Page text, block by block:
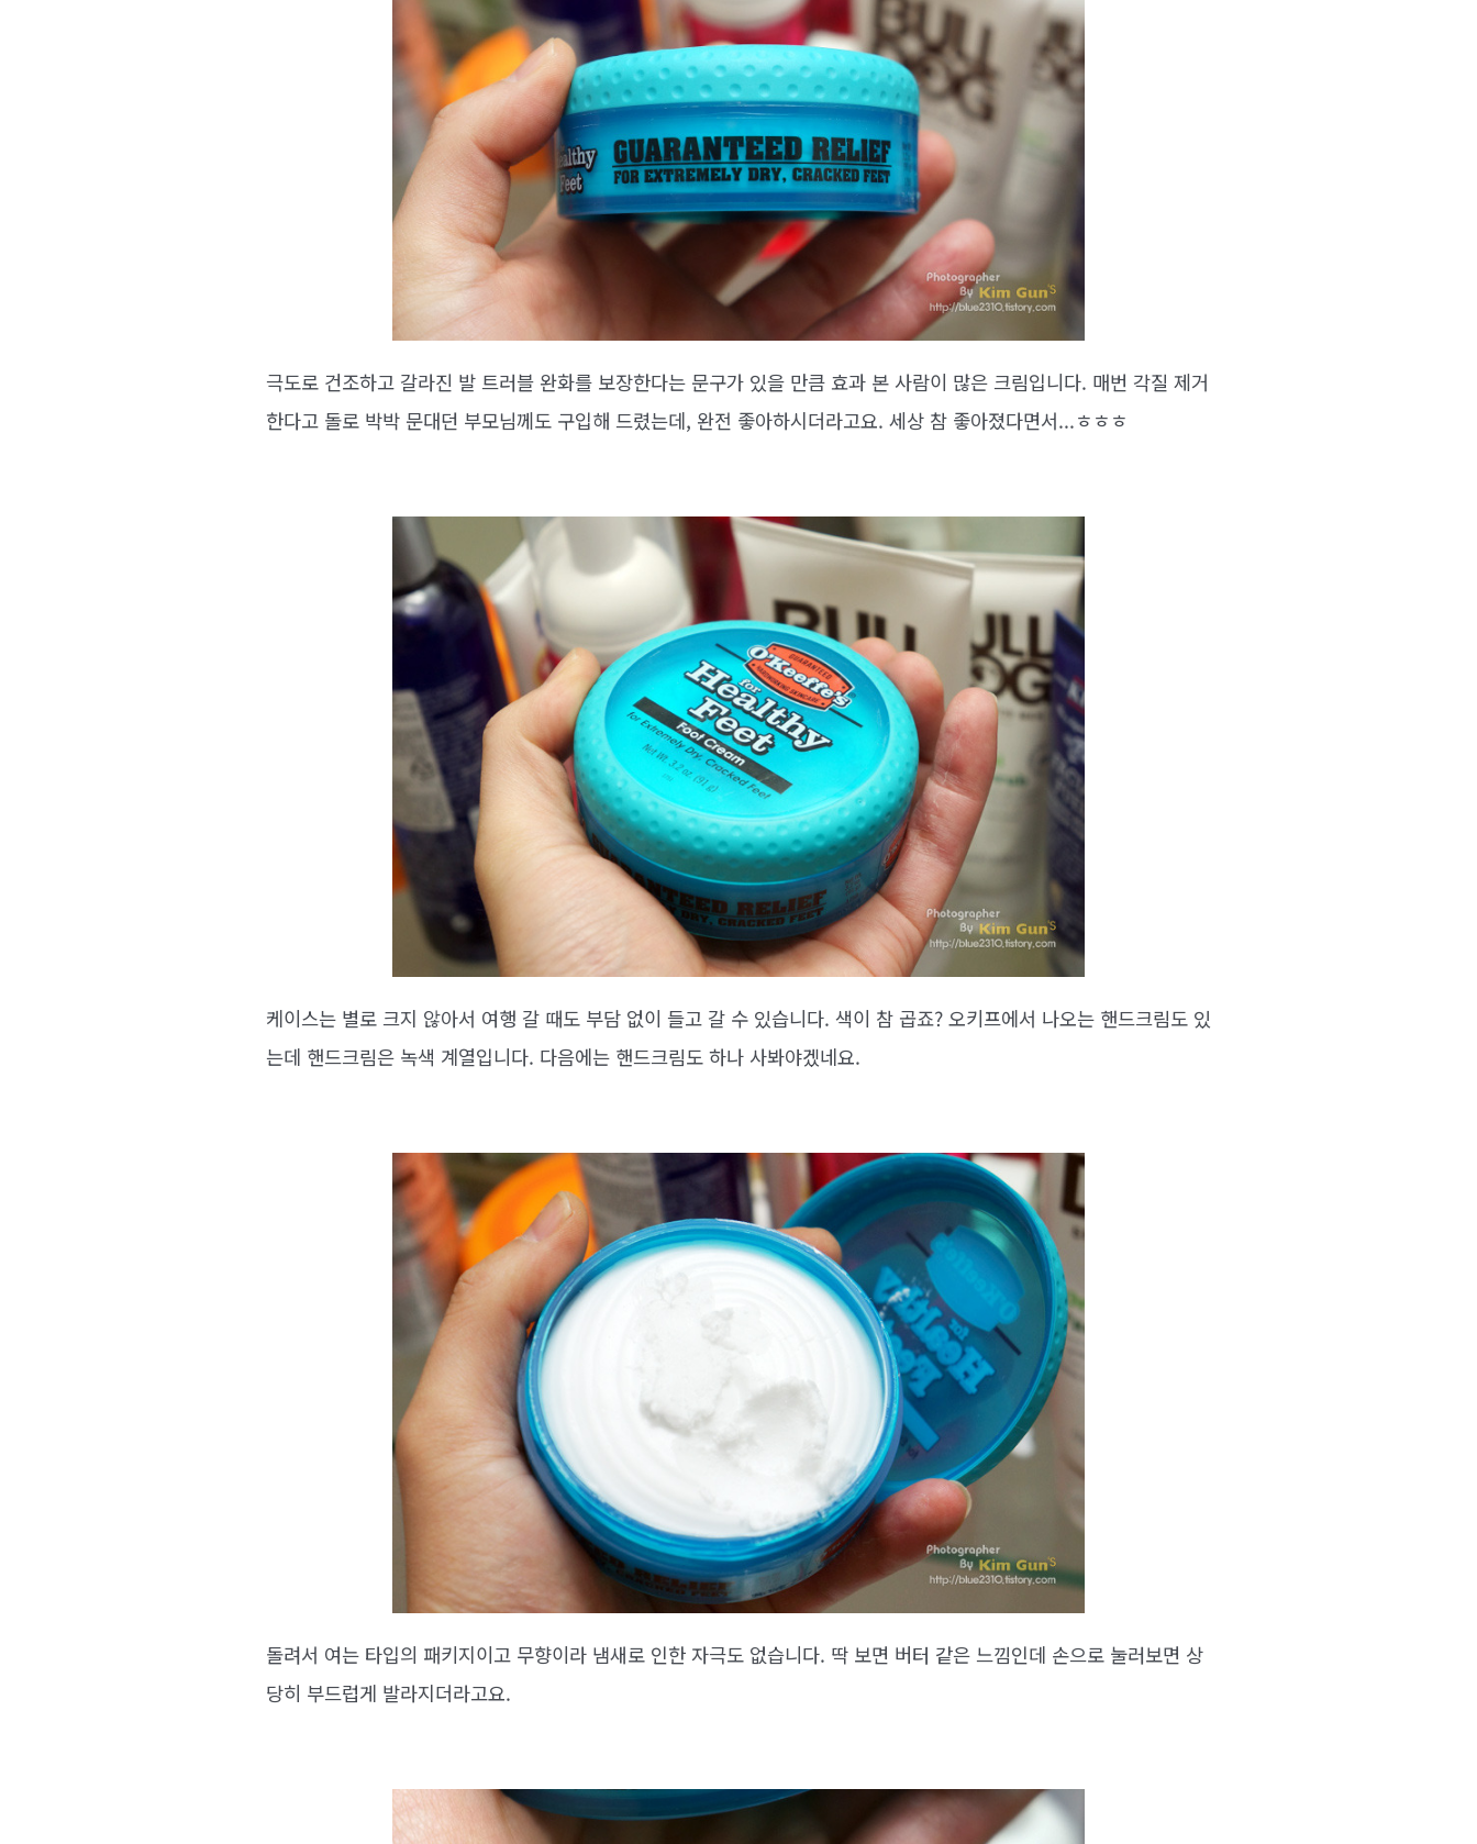
극도로 건조하고 갈라진 발 트러블 완화를 보장한다는 문구가 있을 만큼 효과 본 사람이 많은 크림입니다. 매번 각질 제거
한다고 돌로 박박 문대던 부모님께도 구입해 드렸는데, 완전 좋아하시더라고요. 세상 참 좋아졌다면서...ㅎㅎㅎ
케이스는 별로 크지 않아서 여행 갈 때도 부담 없이 들고 갈 수 있습니다. 색이 참 곱죠? 오키프에서 나오는 핸드크림도 있
는데 핸드크림은 녹색 계열입니다. 다음에는 핸드크림도 하나 사봐야겠네요.
돌려서 여는 타입의 패키지이고 무향이라 냄새로 인한 자극도 없습니다. 딱 보면 버터 같은 느낌인데 손으로 눌러보면 상
당히 부드럽게 발라지더라고요.